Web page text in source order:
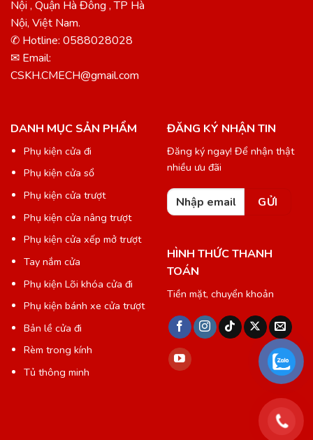
Nội , Quận Hà Đông , TP Hà
Nội, Việt Nam.
✆ Hotline: 0588028028
✉ Email:
CSKH.CMECH@gmail.com
DANH MỤC SẢN PHẨM
Phụ kiện cửa đi
Phụ kiện cửa sổ
Phụ kiện cửa trượt
Phụ kiện cửa nâng trượt
Phụ kiện cửa xếp mở trượt
Tay nắm cửa
Phụ kiện Lõi khóa cửa đi
Phụ kiện bánh xe cửa trượt
Bản lề cửa đi
Rèm trong kính
Tủ thông minh
ĐĂNG KÝ NHẬN TIN
Đăng ký ngay! Để nhận thật
nhiều ưu đãi
HÌNH THỨC THANH
TOÁN
Tiền mặt, chuyển khoản